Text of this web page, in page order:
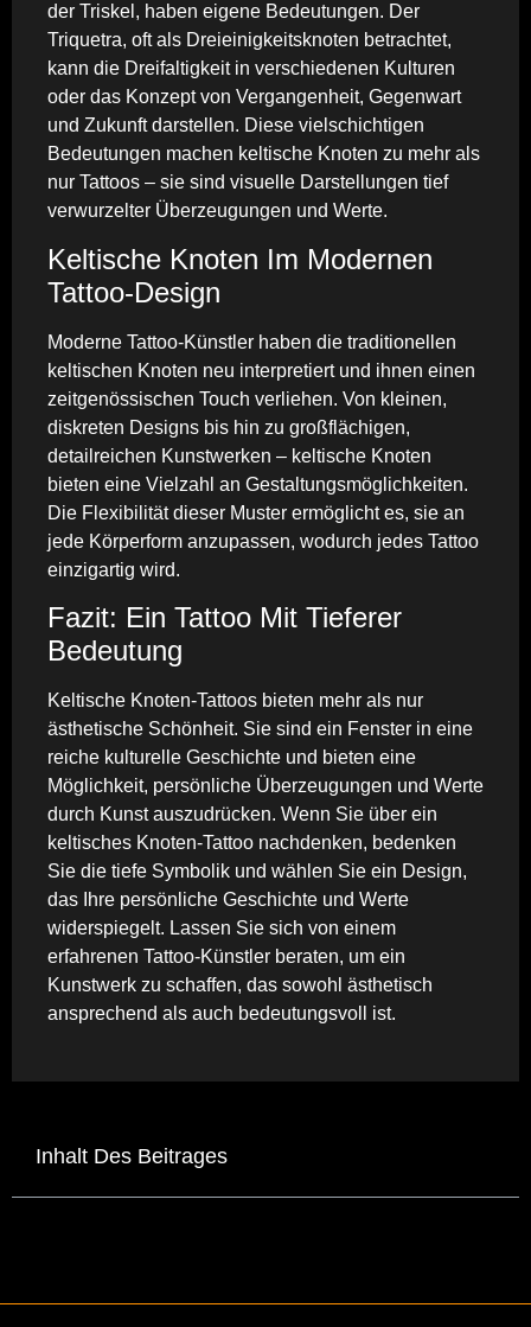
der Triskel, haben eigene Bedeutungen. Der
Triquetra, oft als Dreieinigkeitsknoten betrachtet,
kann die Dreifaltigkeit in verschiedenen Kulturen
oder das Konzept von Vergangenheit, Gegenwart
und Zukunft darstellen. Diese vielschichtigen
Bedeutungen machen keltische Knoten zu mehr als
nur Tattoos – sie sind visuelle Darstellungen tief
verwurzelter Überzeugungen und Werte.
Keltische Knoten Im Modernen
Tattoo-Design
Moderne Tattoo-Künstler haben die traditionellen
keltischen Knoten neu interpretiert und ihnen einen
zeitgenössischen Touch verliehen. Von kleinen,
diskreten Designs bis hin zu großflächigen,
detailreichen Kunstwerken – keltische Knoten
bieten eine Vielzahl an Gestaltungsmöglichkeiten.
Die Flexibilität dieser Muster ermöglicht es, sie an
jede Körperform anzupassen, wodurch jedes Tattoo
einzigartig wird.
Fazit: Ein Tattoo Mit Tieferer
Bedeutung
Keltische Knoten-Tattoos bieten mehr als nur
ästhetische Schönheit. Sie sind ein Fenster in eine
reiche kulturelle Geschichte und bieten eine
Möglichkeit, persönliche Überzeugungen und Werte
durch Kunst auszudrücken. Wenn Sie über ein
keltisches Knoten-Tattoo nachdenken, bedenken
Sie die tiefe Symbolik und wählen Sie ein Design,
das Ihre persönliche Geschichte und Werte
widerspiegelt. Lassen Sie sich von einem
erfahrenen Tattoo-Künstler beraten, um ein
Kunstwerk zu schaffen, das sowohl ästhetisch
ansprechend als auch bedeutungsvoll ist.
Inhalt Des Beitrages